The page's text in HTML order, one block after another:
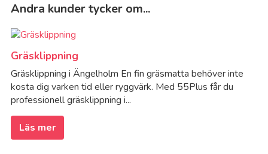
Andra kunder tycker om...
Gräsklippning
Gräsklippning i Ängelholm En fin gräsmatta behöver inte
kosta dig varken tid eller ryggvärk. Med 55Plus får du
professionell gräsklippning i...
Läs mer